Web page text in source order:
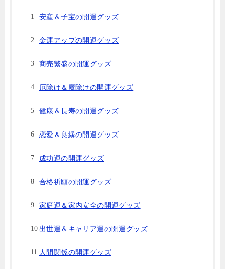
安産＆子宝の開運グッズ
金運アップの開運グッズ
商売繁盛の開運グッズ
厄除け＆魔除けの開運グッズ
健康＆長寿の開運グッズ
恋愛＆良縁の開運グッズ
成功運の開運グッズ
合格祈願の開運グッズ
家庭運＆家内安全の開運グッズ
出世運＆キャリア運の開運グッズ
人間関係の開運グッズ